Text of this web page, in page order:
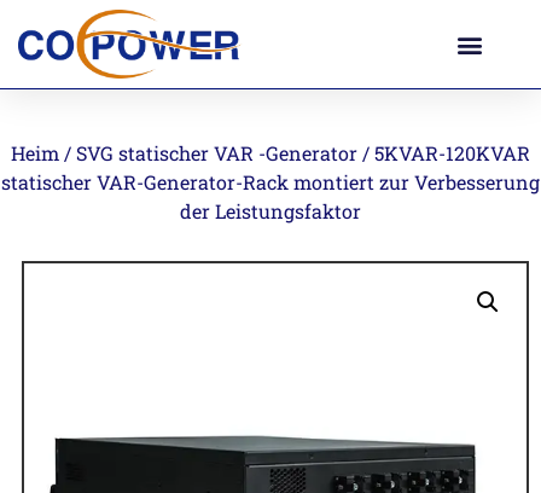
Heim / SVG statischer VAR -Generator / 5KVAR-120KVAR
statischer VAR-Generator-Rack montiert zur Verbesserung
der Leistungsfaktor